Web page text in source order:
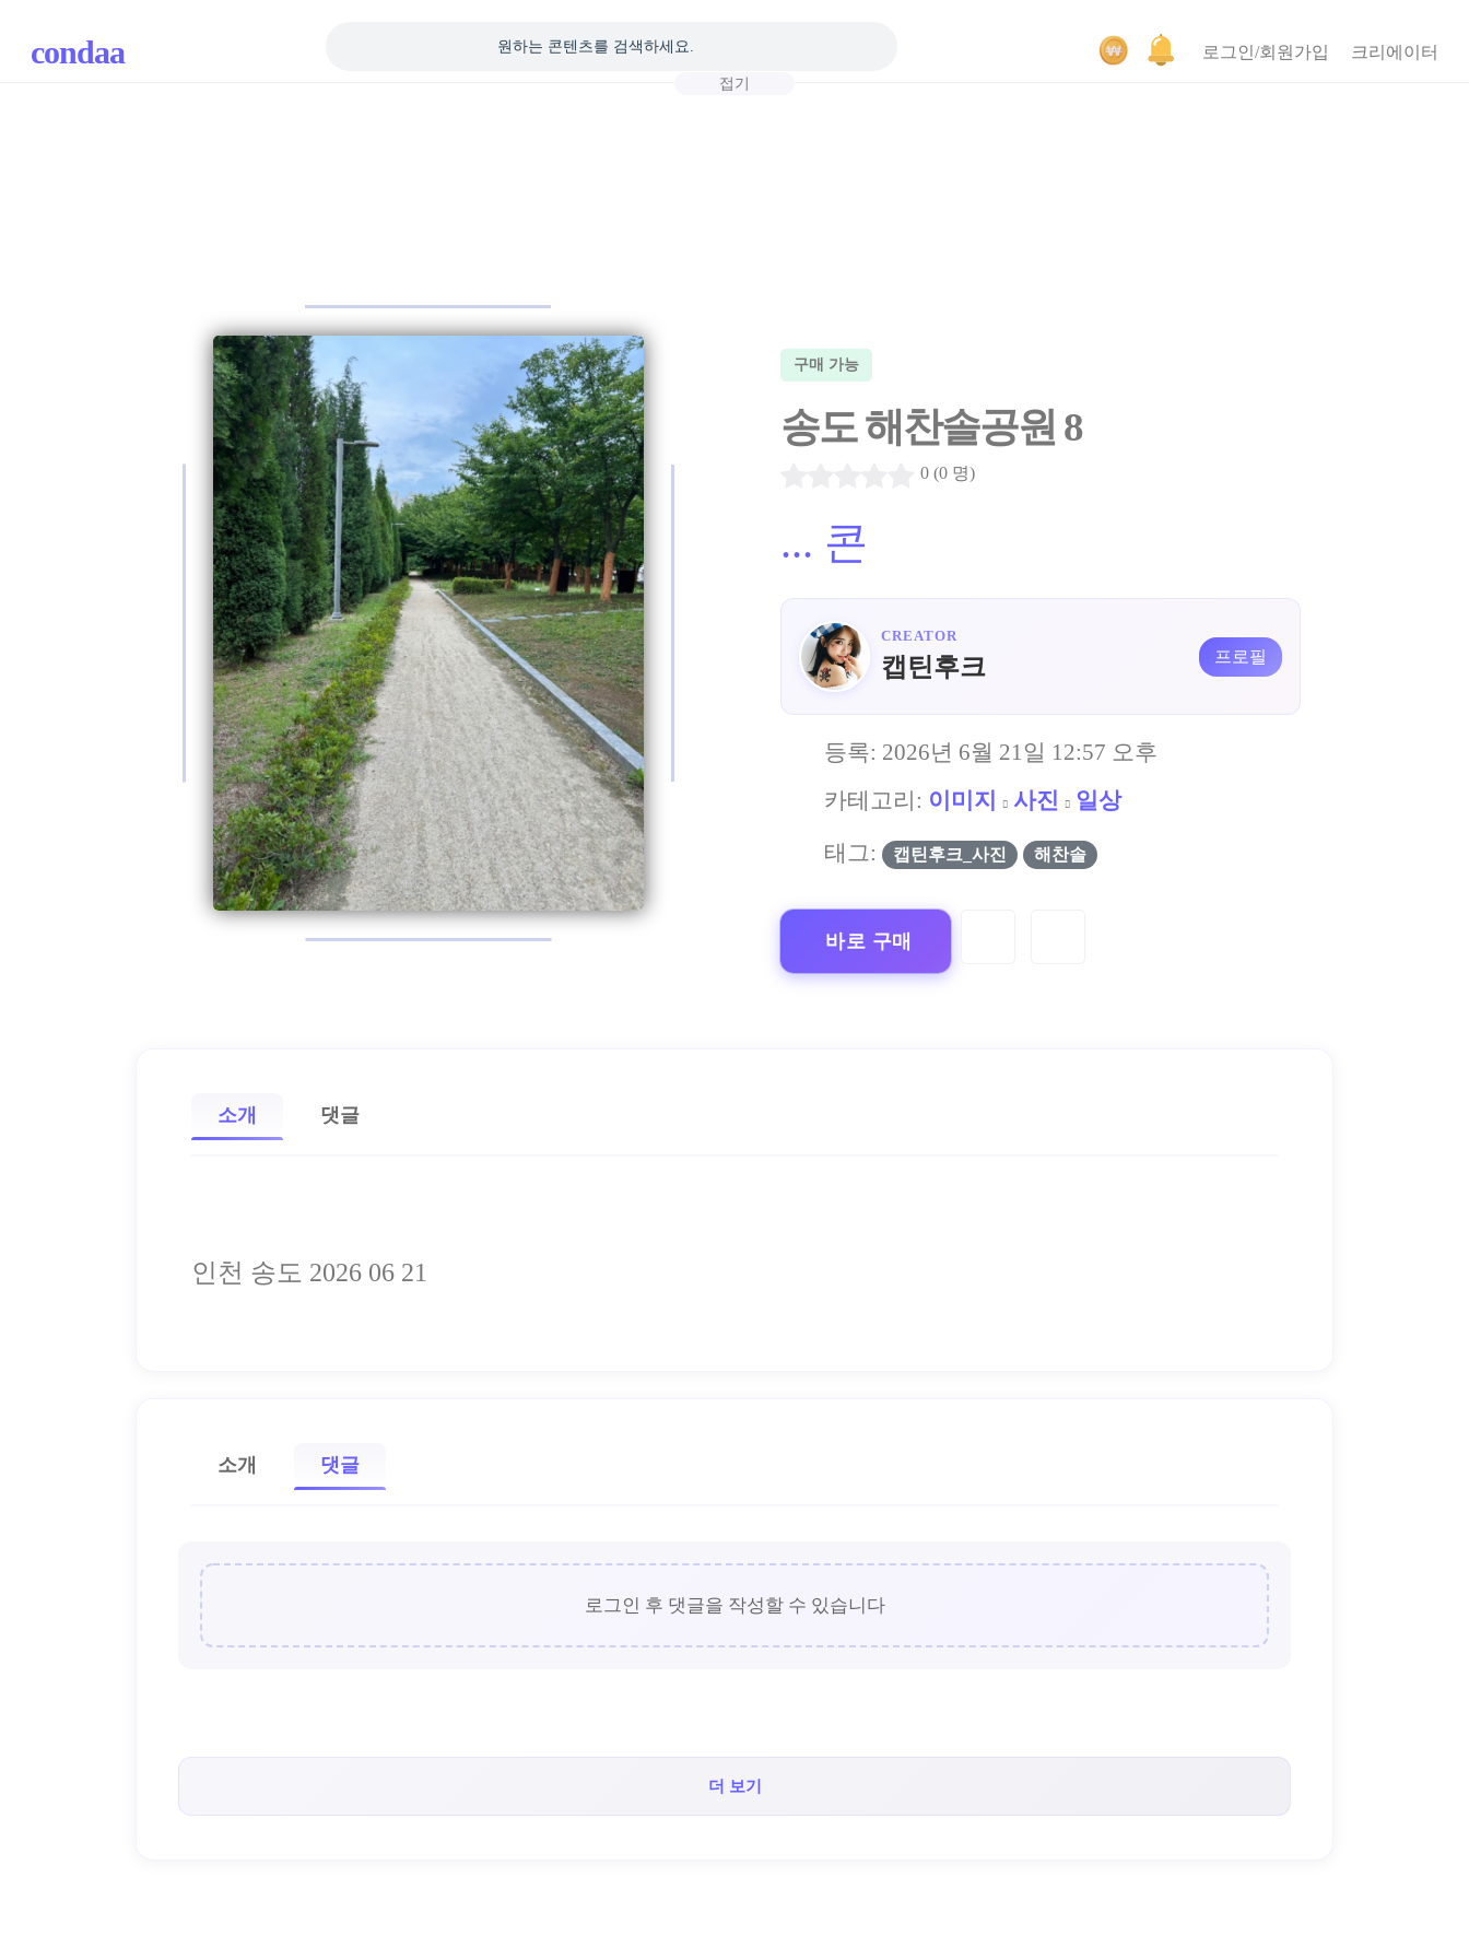
condaa 로그인/회원가입 크리에이터
접기
구매 가능
송도 해찬솔공원 8
0 (0 명)
... 콘
CREATOR
캡틴후크 프로필
등록: 2026년 6월 21일 12:57 오후
카테고리: 이미지 사진 일상
태그: 캡틴후크_사진 해찬솔
바로 구매
소개 댓글
인천 송도 2026 06 21
소개 댓글
로그인 후 댓글을 작성할 수 있습니다
더 보기